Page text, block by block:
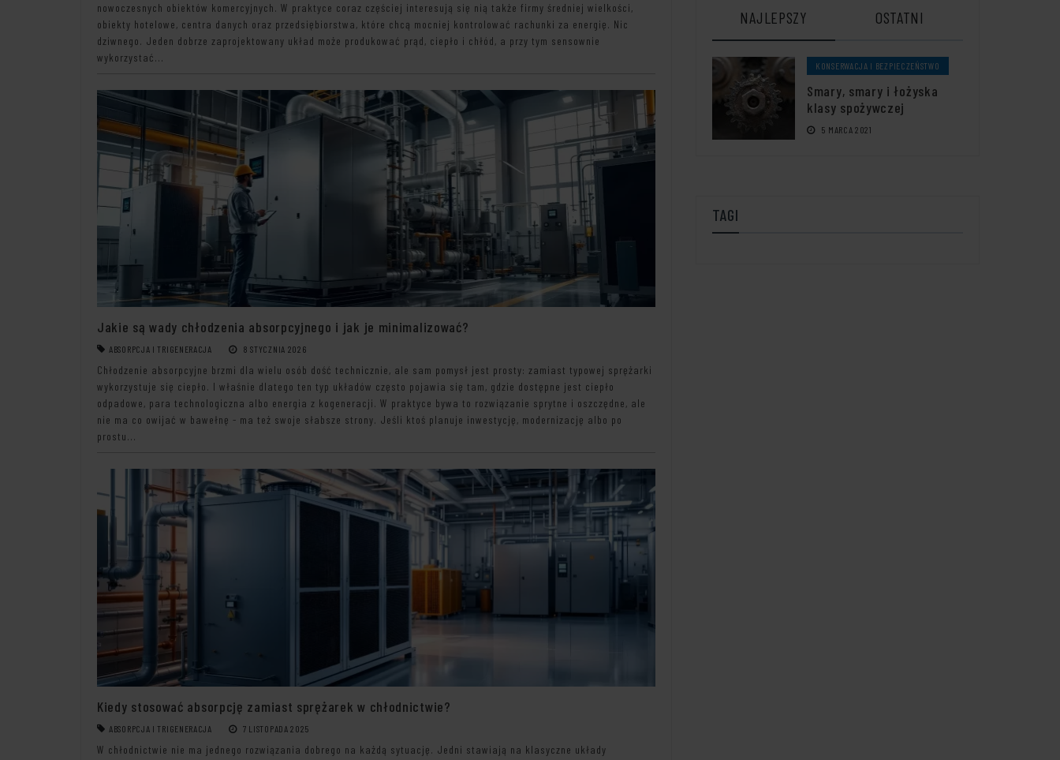
nowoczesnych obiektów komercyjnych. W praktyce coraz częściej interesują się nią także firmy średniej wielkości,
obiekty hotelowe, centra danych oraz przedsiębiorstwa, które chcą mocniej kontrolować rachunki za energię. Nic
dziwnego. Jeden dobrze zaprojektowany układ może produkować prąd, ciepło i chłód, a przy tym sensownie
wykorzystać...
Jakie są wady chłodzenia absorpcyjnego i jak je minimalizować?
ABSORPCJA I TRIGENERACJA 8 STYCZNIA 2026
Chłodzenie absorpcyjne brzmi dla wielu osób dość technicznie, ale sam pomysł jest prosty: zamiast typowej sprężarki
wykorzystuje się ciepło. I właśnie dlatego ten typ układów często pojawia się tam, gdzie dostępne jest ciepło
odpadowe, para technologiczna albo energia z kogeneracji. W praktyce bywa to rozwiązanie sprytne i oszczędne, ale
nie ma co owijać w bawełnę - ma też swoje słabsze strony. Jeśli ktoś planuje inwestycję, modernizację albo po
prostu...
Kiedy stosować absorpcję zamiast sprężarek w chłodnictwie?
ABSORPCJA I TRIGENERACJA 7 LISTOPADA 2025
W chłodnictwie nie ma jednego rozwiązania dobrego na każdą sytuację. Jedni stawiają na klasyczne układy
NAJLEPSZY OSTATNI
KONSERWACJA I BEZPIECZEŃSTWO
Smary, smary i łożyska
klasy spożywczej
5 MARCA 2021
TAGI